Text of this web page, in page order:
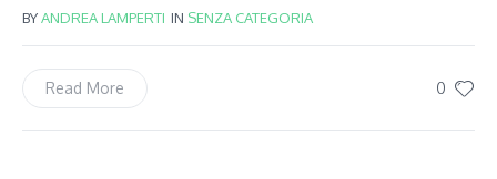
BYANDREA LAMPERTI IN SENZA CATEGORIA
0
Read More